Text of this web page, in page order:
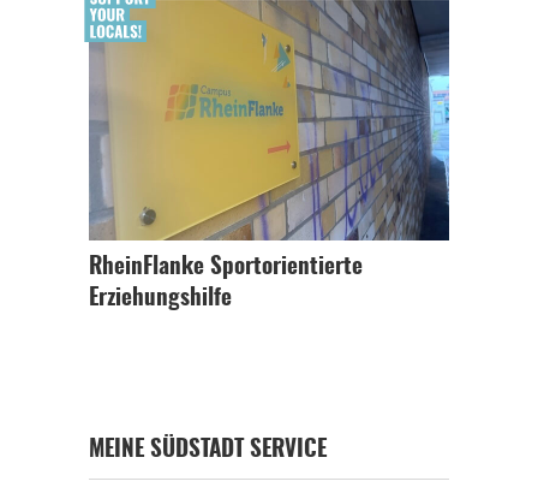
RheinFlanke Sportorientierte
Erziehungshilfe
MEINE SÜDSTADT SERVICE